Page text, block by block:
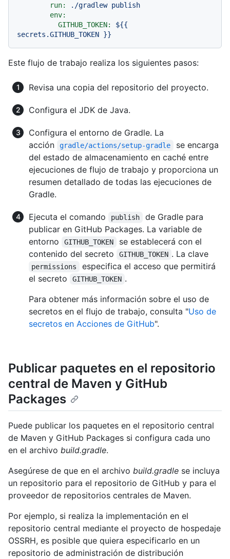
run:
./gradlew publish
env:
GITHUB_TOKEN:
${{
secrets.GITHUB_TOKEN }}
Este flujo de trabajo realiza los siguientes pasos:
Revisa una copia del repositorio del proyecto.
Configura el JDK de Java.
Configura el entorno de Gradle. La
acción
gradle/actions/setup-gradle
se encarga
del estado de almacenamiento en caché entre
ejecuciones de flujo de trabajo y proporciona un
resumen detallado de todas las ejecuciones de
Gradle.
Ejecuta el comando publish
de Gradle para
publicar en GitHub Packages. La variable de
entorno
GITHUB_TOKEN
se establecerá con el
contenido del secreto
GITHUB_TOKEN . La clave
permissions
especifica el acceso que permitirá
el secreto
GITHUB_TOKEN .
Para obtener más información sobre el uso de
secretos en el flujo de trabajo, consulta "Uso de
secretos en Acciones de GitHub".
Publicar paquetes en el repositorio
central de Maven y GitHub
Packages
Puede publicar los paquetes en el repositorio central
de Maven y GitHub Packages si configura cada uno
en el archivo build.gradle.
Asegúrese de que en el archivo build.gradle se incluya
un repositorio para el repositorio de GitHub y para el
proveedor de repositorios centrales de Maven.
Por ejemplo, si realiza la implementación en el
repositorio central mediante el proyecto de hospedaje
OSSRH, es posible que quiera especificarlo en un
repositorio de administración de distribución